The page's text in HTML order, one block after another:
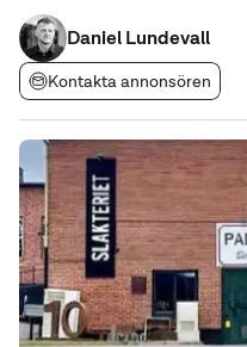
Daniel Lundevall
Kontakta annonsören